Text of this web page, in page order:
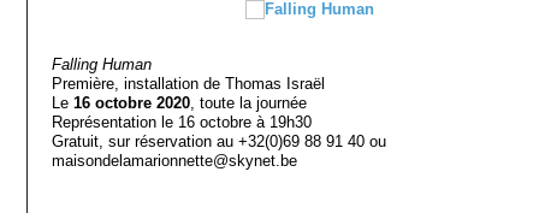
Falling Human
Première, installation de Thomas Israël
Le 16 octobre 2020, toute la journée
Représentation le 16 octobre à 19h30
Gratuit, sur réservation au +32(0)69 88 91 40 ou
maisondelamarionnette@skynet.be